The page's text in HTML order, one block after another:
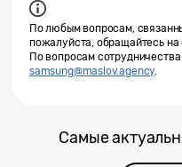
По любым вопросам,
пожалуйста, обращайтесь на
По вопросам
samsung@maslov.agency.
Самые